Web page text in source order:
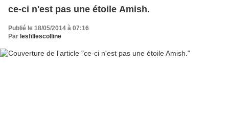
ce-ci n'est pas une étoile Amish.
Publié le 18/05/2014 à 07:16
Par lesfillescolline